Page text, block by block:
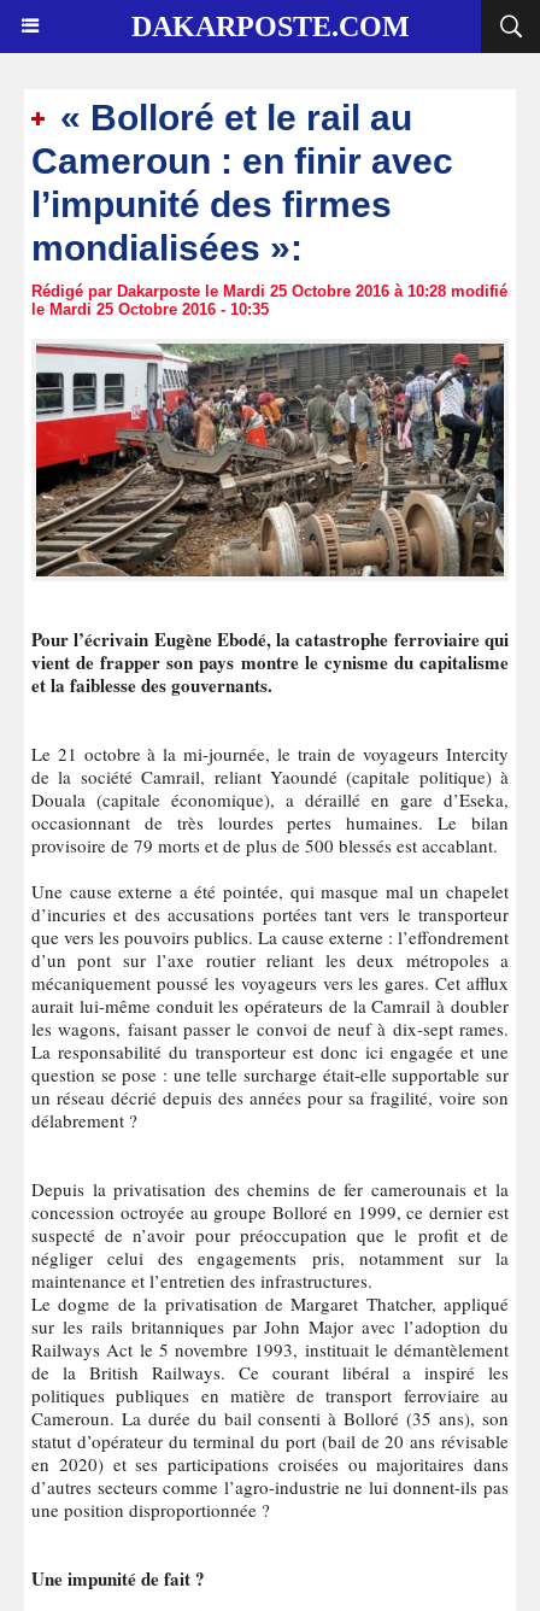
DAKARPOSTE.COM
« Bolloré et le rail au
Cameroun : en finir avec
l’impunité des firmes
mondialisées »:
Rédigé par Dakarposte le Mardi 25 Octobre 2016 à 10:28 modifié
le Mardi 25 Octobre 2016 - 10:35
Pour l’écrivain Eugène Ebodé, la catastrophe ferroviaire qui
vient de frapper son pays montre le cynisme du capitalisme
et la faiblesse des gouvernants.
Le 21 octobre à la mi-journée, le train de voyageurs Intercity
de la société Camrail, reliant Yaoundé (capitale politique) à
Douala (capitale économique), a déraillé en gare d’Eseka,
occasionnant de très lourdes pertes humaines. Le bilan
provisoire de 79 morts et de plus de 500 blessés est accablant.
Une cause externe a été pointée, qui masque mal un chapelet
d’incuries et des accusations portées tant vers le transporteur
que vers les pouvoirs publics. La cause externe : l’effondrement
d’un pont sur l’axe routier reliant les deux métropoles a
mécaniquement poussé les voyageurs vers les gares. Cet afflux
aurait lui-même conduit les opérateurs de la Camrail à doubler
les wagons, faisant passer le convoi de neuf à dix-sept rames.
La responsabilité du transporteur est donc ici engagée et une
question se pose : une telle surcharge était-elle supportable sur
un réseau décrié depuis des années pour sa fragilité, voire son
délabrement ?
Depuis la privatisation des chemins de fer camerounais et la
concession octroyée au groupe Bolloré en 1999, ce dernier est
suspecté de n’avoir pour préoccupation que le profit et de
négliger celui des engagements pris, notamment sur la
maintenance et l’entretien des infrastructures.
Le dogme de la privatisation de Margaret Thatcher, appliqué
sur les rails britanniques par John Major avec l’adoption du
Railways Act le 5 novembre 1993, instituait le démantèlement
de la British Railways. Ce courant libéral a inspiré les
politiques publiques en matière de transport ferroviaire au
Cameroun. La durée du bail consenti à Bolloré (35 ans), son
statut d’opérateur du terminal du port (bail de 20 ans révisable
en 2020) et ses participations croisées ou majoritaires dans
d’autres secteurs comme l’agro-industrie ne lui donnent-ils pas
une position disproportionnée ?
Une impunité de fait ?